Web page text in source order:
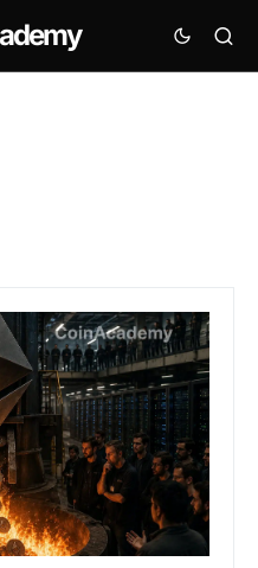
les récompenses des